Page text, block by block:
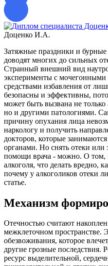
Доценко И.А.
Затяжные праздники и
доводят многих до сильных
Странный внешний вид наутро
эксперименты с
средствами избавления от
безопасны и эффективны,
может быть вызвана не
но и другими патологиями.
причину опухания лица
наркологу и получить
докторов, которые
органами. Но снять отеки или
помощи врача - можно. О том,
алкоголя, что делать вредно,
почему у алкоголиков отеки
статье.
Механизм
Отечностью считают
межклеточном пространстве.
обезвоживания, которое
другие грозные последствия.
ресурс выделительной,